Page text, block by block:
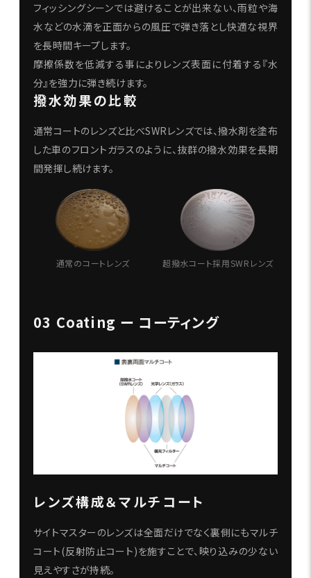
フィッシングシーンでは避けることが出来ない、雨粒や海
水などの水滴を正面からの風圧で弾き落とし快適な視界
を長時間キープします。
摩擦係数を低減する事によりレンズ表面に付着する『水
分』を強力に弾き続けます。
撥水効果の比較
通常コートのレンズと比べSWRレンズでは、撥水剤を塗布
した車のフロントガラスのように、抜群の撥水効果を長期
間発揮し続けます。
通常のコートレンズ 超撥水コート採用SWRレンズ
03 Coating ー コーティング
レンズ構成＆マルチコート
サイトマスターのレンズは全面だけでなく裏側にもマルチ
コート(反射防止コート)を施すことで、映り込みの少ない
見えやすさが持続。